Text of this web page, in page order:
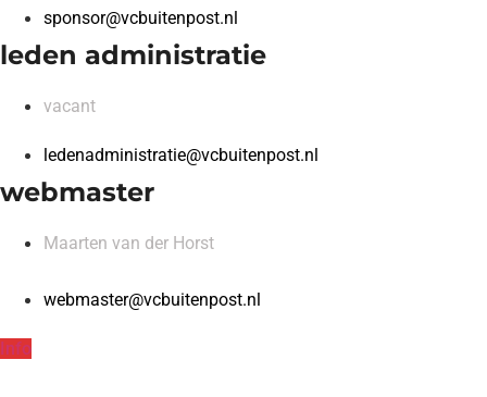
sponsor@vcbuitenpost.nl
leden administratie
vacant
ledenadministratie@vcbuitenpost.nl
webmaster
Maarten van der Horst
webmaster@vcbuitenpost.nl
Info